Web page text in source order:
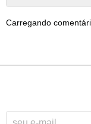
Carregando